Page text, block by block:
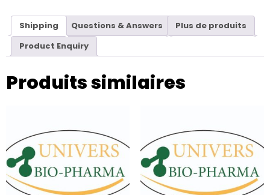
Shipping Questions & Answers
Plus de produits
Product Enquiry
Produits similaires